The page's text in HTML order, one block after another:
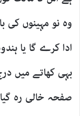
وہ نو مہینوں کی
ادا کرے گا یا
بہی کھاتے میں
صفحہ خالی رہ